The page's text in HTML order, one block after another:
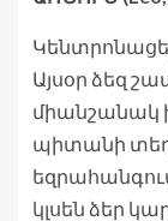
Այսօր ձեզ
միանշանակ
պիտանի
կլսեն ձեր